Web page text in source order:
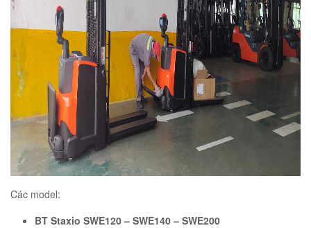
Các model:
BT Staxio SWE120 – SWE140 – SWE200